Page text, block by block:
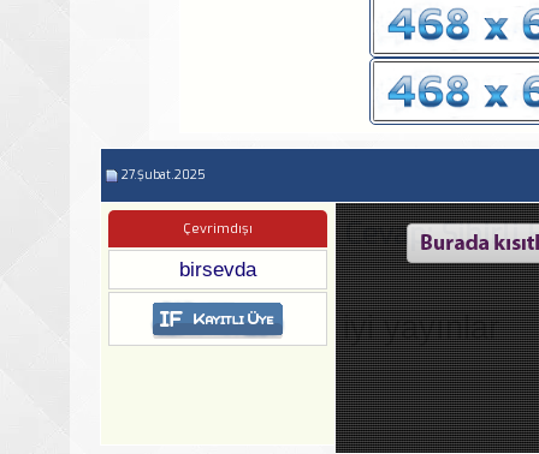
27.Şubat.2025
Çevrimdışı
birsevda
Cevap: Sihirli
iyi yayınlar